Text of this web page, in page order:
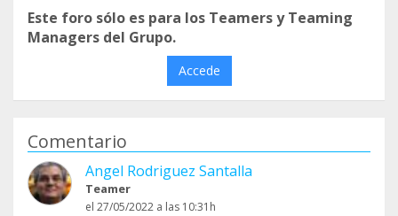
Este foro sólo es para los Teamers y Teaming
Managers del Grupo.
Accede
Comentario
Angel Rodriguez Santalla
Teamer
el 27/05/2022 a las 10:31h